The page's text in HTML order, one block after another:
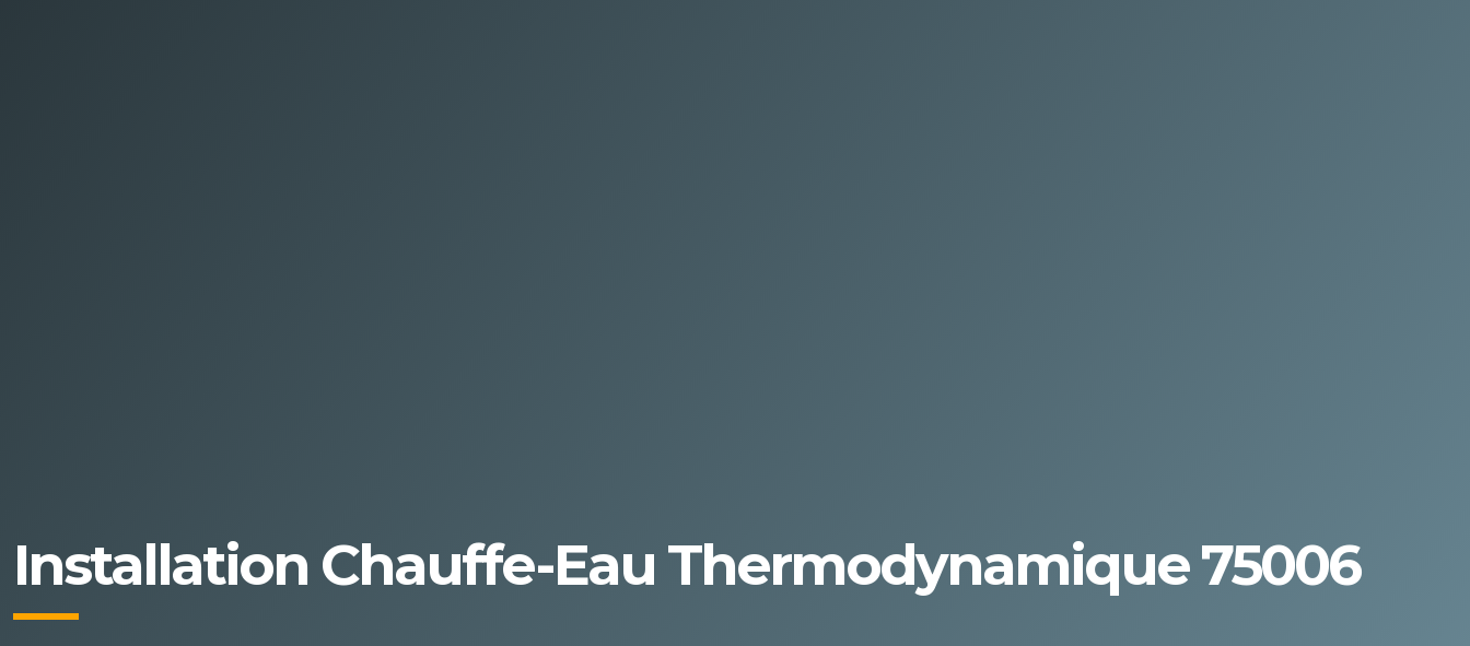
Installation Chauffe-Eau Thermodynamique 75006